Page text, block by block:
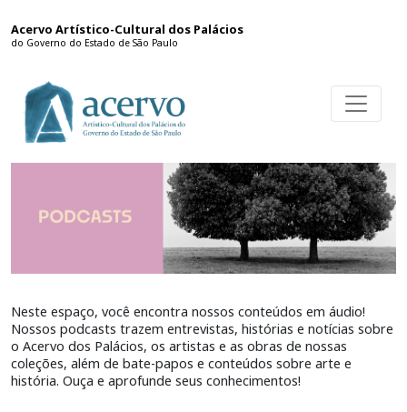
Acervo Artístico-Cultural dos Palácios
do Governo do Estado de São Paulo
Neste espaço, você encontra nossos conteúdos em áudio!
Nossos podcasts trazem entrevistas, histórias e notícias sobre
o Acervo dos Palácios, os artistas e as obras de nossas
coleções, além de bate-papos e conteúdos sobre arte e
história. Ouça e aprofunde seus conhecimentos!